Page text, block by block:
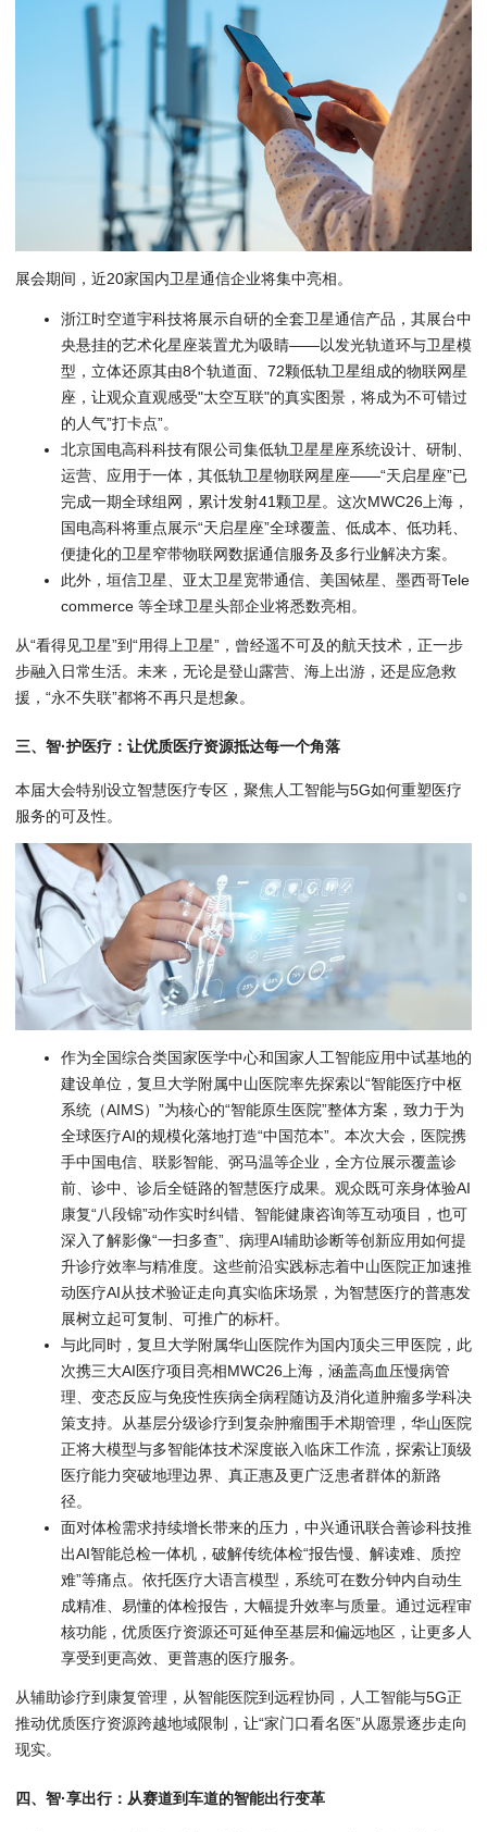
展会期间，近20家国内卫星通信企业将集中亮相。
浙江时空道宇科技将展示自研的全套卫星通信产品，其展台中
央悬挂的艺术化星座装置尤为吸睛——以发光轨道环与卫星模
型，立体还原其由8个轨道面、72颗低轨卫星组成的物联网星
座，让观众直观感受"太空互联"的真实图景，将成为不可错过
的人气”打卡点”。
北京国电高科科技有限公司集低轨卫星星座系统设计、研制、
运营、应用于一体，其低轨卫星物联网星座——“天启星座”已
完成一期全球组网，累计发射41颗卫星。这次MWC26上海，
国电高科将重点展示“天启星座”全球覆盖、低成本、低功耗、
便捷化的卫星窄带物联网数据通信服务及多行业解决方案。
此外，垣信卫星、亚太卫星宽带通信、美国铱星、墨西哥Tele
commerce 等全球卫星头部企业将悉数亮相。
从“看得见卫星”到“用得上卫星”，曾经遥不可及的航天技术，正一步
步融入日常生活。未来，无论是登山露营、海上出游，还是应急救
援，“永不失联”都将不再只是想象。
三、智·护医疗：让优质医疗资源抵达每一个角落
本届大会特别设立智慧医疗专区，聚焦人工智能与5G如何重塑医疗
服务的可及性。
作为全国综合类国家医学中心和国家人工智能应用中试基地的
建设单位，复旦大学附属中山医院率先探索以“智能医疗中枢
系统（AIMS）”为核心的“智能原生医院”整体方案，致力于为
全球医疗AI的规模化落地打造“中国范本”。本次大会，医院携
手中国电信、联影智能、弼马温等企业，全方位展示覆盖诊
前、诊中、诊后全链路的智慧医疗成果。观众既可亲身体验AI
康复“八段锦”动作实时纠错、智能健康咨询等互动项目，也可
深入了解影像“一扫多查”、病理AI辅助诊断等创新应用如何提
升诊疗效率与精准度。这些前沿实践标志着中山医院正加速推
动医疗AI从技术验证走向真实临床场景，为智慧医疗的普惠发
展树立起可复制、可推广的标杆。
与此同时，复旦大学附属华山医院作为国内顶尖三甲医院，此
次携三大AI医疗项目亮相MWC26上海，涵盖高血压慢病管
理、变态反应与免疫性疾病全病程随访及消化道肿瘤多学科决
策支持。从基层分级诊疗到复杂肿瘤围手术期管理，华山医院
正将大模型与多智能体技术深度嵌入临床工作流，探索让顶级
医疗能力突破地理边界、真正惠及更广泛患者群体的新路
径。
面对体检需求持续增长带来的压力，中兴通讯联合善诊科技推
出AI智能总检一体机，破解传统体检“报告慢、解读难、质控
难”等痛点。依托医疗大语言模型，系统可在数分钟内自动生
成精准、易懂的体检报告，大幅提升效率与质量。通过远程审
核功能，优质医疗资源还可延伸至基层和偏远地区，让更多人
享受到更高效、更普惠的医疗服务。
从辅助诊疗到康复管理，从智能医院到远程协同，人工智能与5G正
推动优质医疗资源跨越地域限制，让“家门口看名医”从愿景逐步走向
现实。
四、智·享出行：从赛道到车道的智能出行变革